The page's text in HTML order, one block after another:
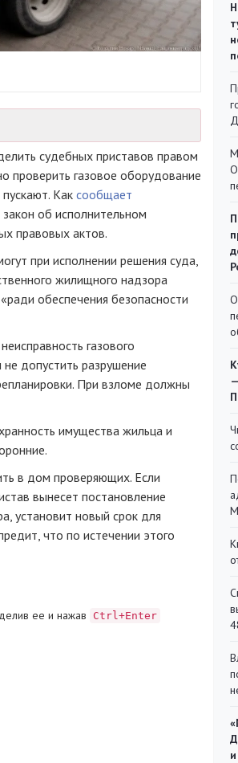
судебных приставов правом
проверить газовое оборудование
Как сообщает
закон об исполнительном
правовых актов.
при исполнении решения суда,
жилищного надзора
обеспечения безопасности
газового
допустить разрушение
При взломе должны
имущества жильца и
в дом проверяющих. Если
вынесет постановление
установит новый срок для
что по истечении этого
ее и нажав Ctrl+Enter